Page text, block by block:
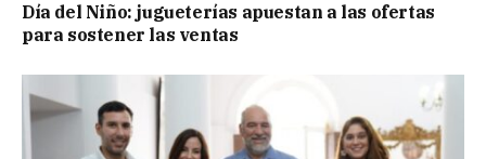
Día del Niño: jugueterías apuestan a las ofertas
para sostener las ventas